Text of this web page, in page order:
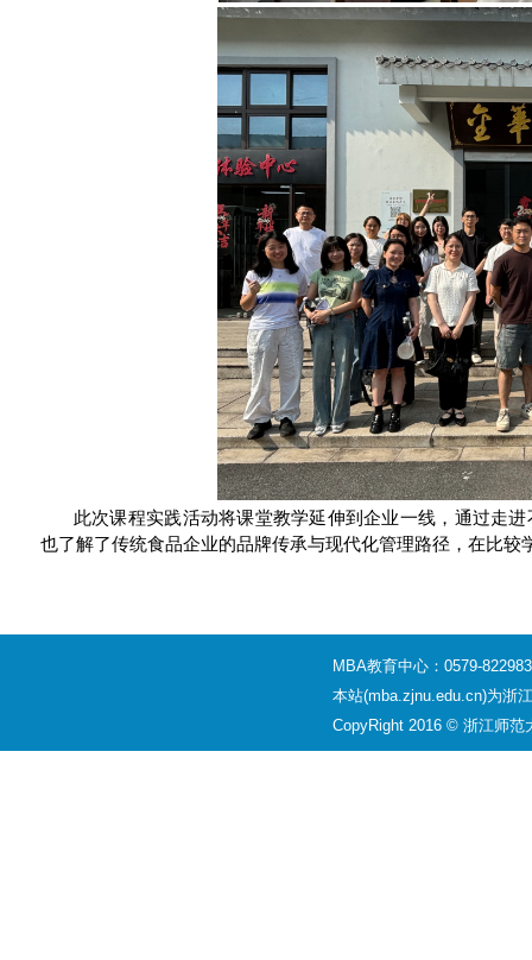
此次课程实践活动将课堂教学延伸到企业一线，通过走
也了解了传统食品企业的品牌传承与现代化管理路径，在比
MBA教育中心：0579-
本站(mba.zjnu.edu.cn)为浙
CopyRight 2016 © 浙江师